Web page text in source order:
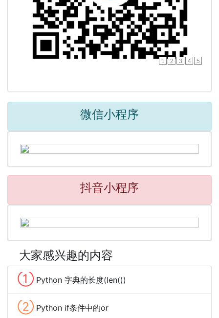
1 2 3 4 5
微信小程序
抖音小程序
大家感兴趣的内容
① Python 字典的长度(len())
② Python if条件中的or